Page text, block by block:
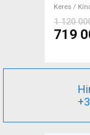
Keres /
1 120
719